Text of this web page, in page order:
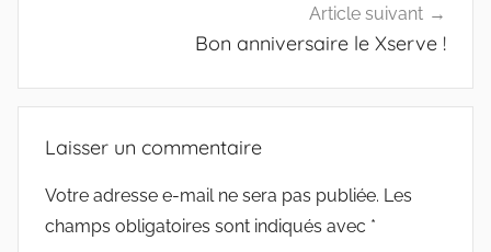
Article suivant
Bon anniversaire le Xserve !
Laisser un commentaire
Votre adresse e-mail ne sera pas publiée. Les
champs obligatoires sont indiqués avec *